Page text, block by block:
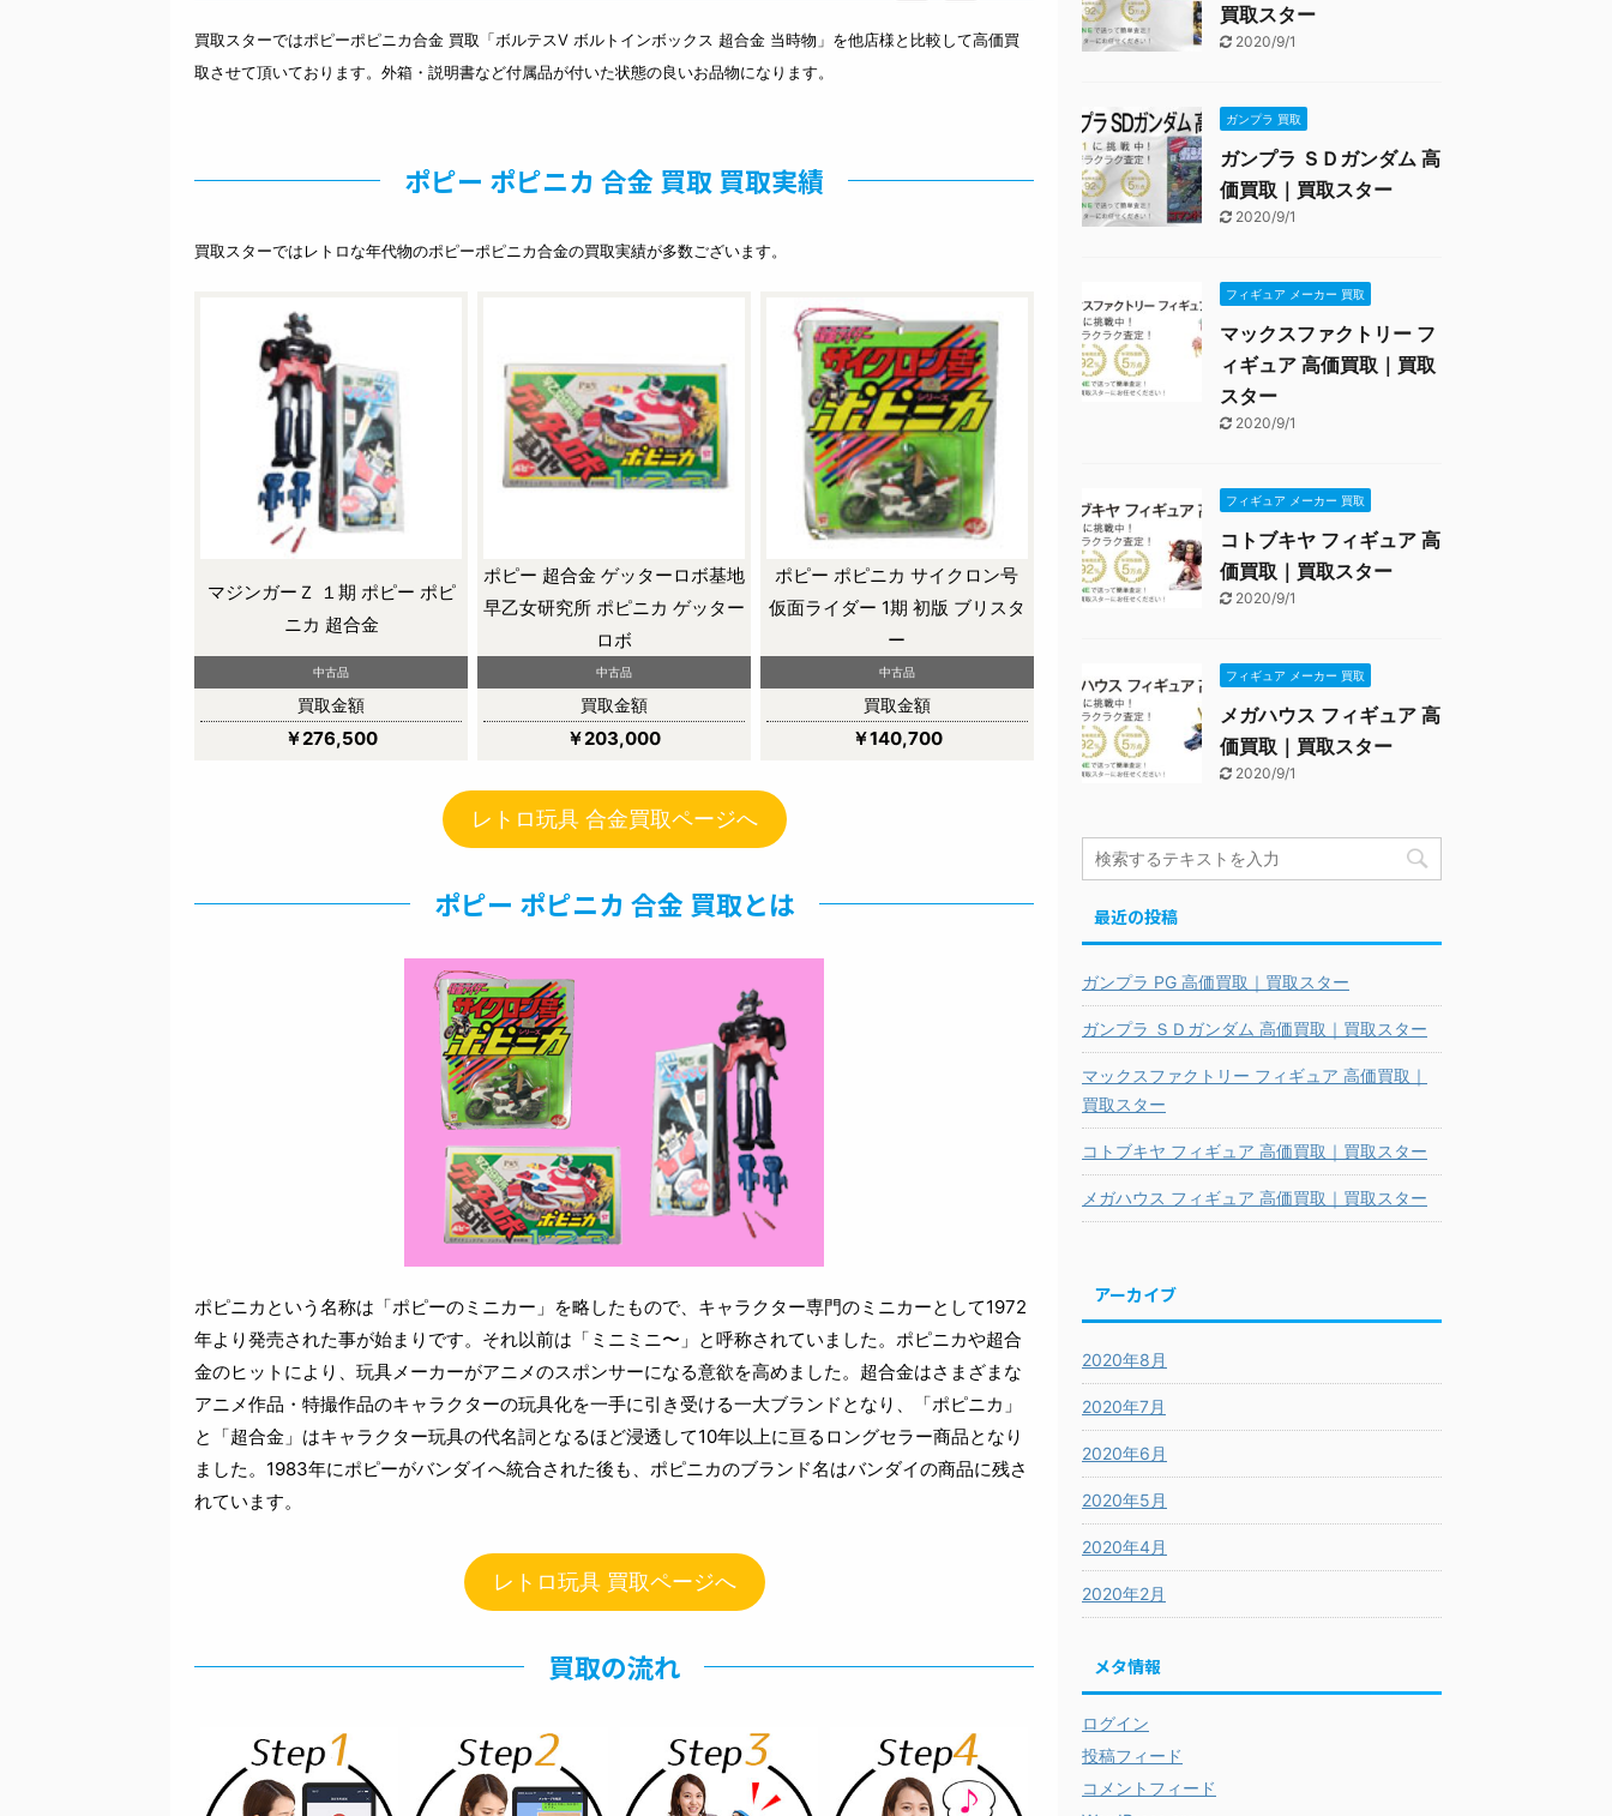
買取スターではポピーポピニカ合金 買取「ボルテスV ボルトインボックス 超合金 当時物」を他店様と比較して高価買
取させて頂いております。外箱・説明書など付属品が付いた状態の良いお品物になります。
ポピー ポピニカ 合金 買取 買取実績
買取スターではレトロな年代物のポピーポピニカ合金の買取実績が多数ございます。
マジンガーＺ １期 ポピー ポピ
ニカ 超合金
中古品
買取金額
￥276,500
ポピー 超合金 ゲッターロボ基地
早乙女研究所 ポピニカ ゲッター
ロボ
中古品
買取金額
￥203,000
ポピー ポピニカ サイクロン号
仮面ライダー 1期 初版 ブリスタ
ー
中古品
買取金額
￥140,700
レトロ玩具 合金買取ページへ
ポピー ポピニカ 合金 買取とは
ポピニカという名称は「ポピーのミニカー」を略したもので、キャラクター専門のミニカーとして1972
年より発売された事が始まりです。それ以前は「ミニミニ〜」と呼称されていました。ポピニカや超合
金のヒットにより、玩具メーカーがアニメのスポンサーになる意欲を高めました。超合金はさまざまな
アニメ作品・特撮作品のキャラクターの玩具化を一手に引き受ける一大ブランドとなり、「ポピニカ」
と「超合金」はキャラクター玩具の代名詞となるほど浸透して10年以上に亘るロングセラー商品となり
ました。1983年にポピーがバンダイへ統合された後も、ポピニカのブランド名はバンダイの商品に残さ
れています。
レトロ玩具 買取ページへ
買取の流れ
買取スター
2020/9/1
ガンプラ 買取
ガンプラ ＳＤガンダム 高
価買取｜買取スター
2020/9/1
フィギュア メーカー 買取
マックスファクトリー フ
ィギュア 高価買取｜買取
スター
2020/9/1
フィギュア メーカー 買取
コトブキヤ フィギュア 高
価買取｜買取スター
2020/9/1
フィギュア メーカー 買取
メガハウス フィギュア 高
価買取｜買取スター
2020/9/1
最近の投稿
ガンプラ PG 高価買取｜買取スター
ガンプラ ＳＤガンダム 高価買取｜買取スター
マックスファクトリー フィギュア 高価買取｜
買取スター
コトブキヤ フィギュア 高価買取｜買取スター
メガハウス フィギュア 高価買取｜買取スター
アーカイブ
2020年8月
2020年7月
2020年6月
2020年5月
2020年4月
2020年2月
メタ情報
ログイン
投稿フィード
コメントフィード